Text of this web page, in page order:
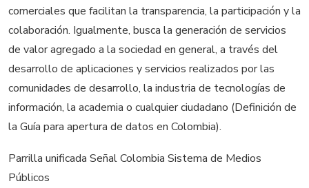
comerciales que facilitan la transparencia, la participación y la
colaboración. Igualmente, busca la generación de servicios
de valor agregado a la sociedad en general, a través del
desarrollo de aplicaciones y servicios realizados por las
comunidades de desarrollo, la industria de tecnologías de
información, la academia o cualquier ciudadano (Definición de
la Guía para apertura de datos en Colombia).
Parrilla unificada Señal Colombia Sistema de Medios
Públicos